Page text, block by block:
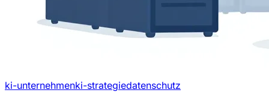
ki-unternehmenki-strategiedatenschutz